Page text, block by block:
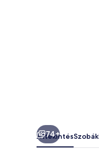
74+
ÁttekintésSzobák